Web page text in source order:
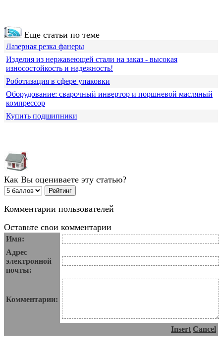
Еще статьи по теме
Лазерная резка фанеры
Изделия из нержавеющей стали на заказ - высокая
износостойкость и надежность!
Роботизация в сфере упаковки
Оборудование: сварочный инвертор и поршневой масляный
компрессор
Купить подшипники
Как Вы оцениваете эту статью?
Комментарии пользователей
Оставьте свои комментарии
Имя:
Адрес
электронной
почты:
Комментарии:
Insert Cancel